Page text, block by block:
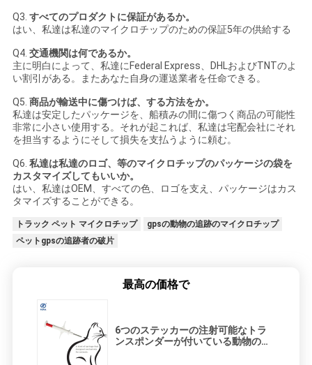
Q3. すべてのプロダクトに保証があるか。
はい、私達は私達のマイクロチップのための保証5年の供給する
Q4. 交通機関は何であるか。
主に明白によって、私達にFederal Express、DHLおよびTNTのよ
い割引がある。またあなた自身の運送業者を任命できる。
Q5. 商品が輸送中に傷つけば、する方法をか。
私達は安定したパッケージを、船積みの間に傷つく商品の可能性
非常に小さい使用する。それが起これば、私達は宅配会社にそれ
を担当するようにそして損失を支払うように頼む。
Q6. 私達は私達のロゴ、等のマイクロチップのパッケージの袋を
カスタマイズしてもいいか。
はい、私達はOEM、すべての色、ロゴを支え、パッケージはカス
タマイズすることができる。
トラック ペット マイクロチップ
gpsの動物の追跡のマイクロチップ
ペットgpsの追跡者の破片
最高の価格で
6つのステッカーの注射可能なトラ
ンスポンダーが付いている動物の同